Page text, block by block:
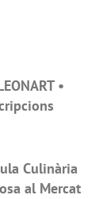
•
Culinària
al Mercat